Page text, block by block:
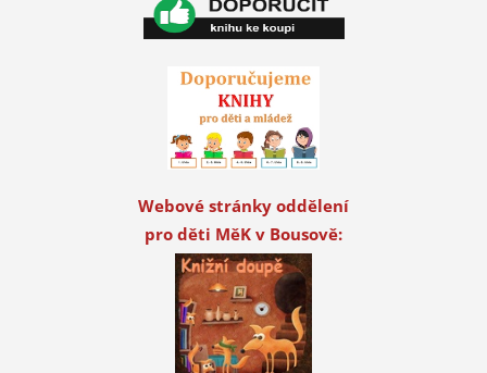
Webové stránky oddělení
pro děti MěK v Bousově: